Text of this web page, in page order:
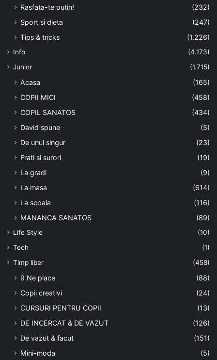
Rasfata-te putin!
(232)
Sport si dieta
(247)
Tips & tricks
(1.226)
Info
(4.173)
Junior
(1.715)
Acasa
(165)
COPII MICI
(458)
COPIL SANATOS
(434)
David spune
(5)
De unul singur
(23)
Frati si surori
(19)
La gradi
(9)
La masa
(614)
La scoala
(116)
MANANCA SANATOS
(89)
Life Style
(10)
Tech
(1)
Timp liber
(458)
9 Ne place
(88)
Copii creativi
(24)
CURSURI PENTRU COPII
(13)
DE INCERCAT & DE VAZUT
(126)
De vazut & facut
(151)
Mini-moda
(5)